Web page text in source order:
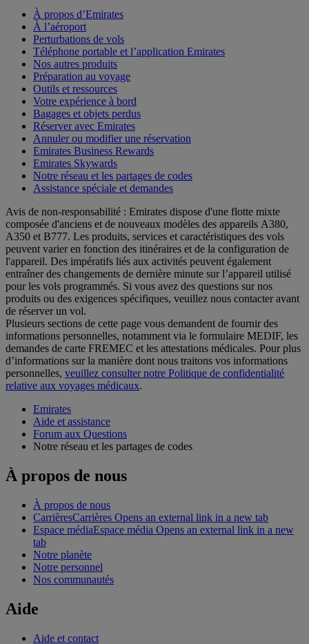
À propos d’Emirates
À l’aéroport
Perturbations de vols
Téléphone portable et l’application Emirates
Nos autres produits
Préparation au voyage
Outils et ressources
Votre expérience à bord
Bagages et objets perdus
Réserver avec Emirates
Annuler ou modifier une réservation
Emirates Business Rewards
Emirates Skywards
Notre réseau et les partages de codes
Assistance spéciale et demandes
Avis de non-responsabilité : Emirates dispose d'une flotte mixte
composée d'anciens et de nouveaux modèles des appareils A380,
A350 et B777. Les produits, services et caractéristiques des vols
peuvent varier en fonction des itinéraires et de la configuration de
l'appareil. Des impératifs liés aux activités peuvent également
entraîner des changements de dernière minute sur l’appareil utilisé
pour les vols programmés. Si vous avez des questions sur nos
produits ou des exigences spécifiques, veuillez nous contacter avant
de réserver un vol.
Plusieurs sections de cette page vous demandent de fournir des
informations personnelles, notamment via le formulaire MEDIF, les
demandes de carte FREMEC et les attestations médicales. Pour plus
d’informations sur la manière dont nous traitons vos informations
personnelles, veuillez consulter notre Politique de confidentialité
relative aux voyages médicaux.
Emirates
Aide et assistance
Forum aux Questions
Notre réseau et les partages de codes
À propos de nous
À propos de nous
CarrièresCarrières Opens an external link in a new tab
Espace médiaEspace média Opens an external link in a new
tab
Notre planète
Notre personnel
Nos communautés
Aide
Aide et contact